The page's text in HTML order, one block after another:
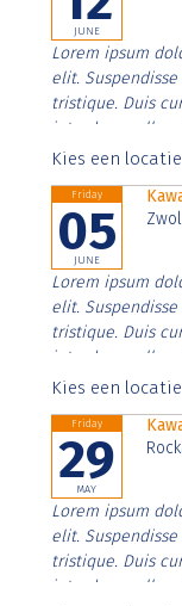
JUNE
Lorem ipsum
elit.
tristique. Duis
interdum nulla,
Aenean
Kies een
Friday
05
JUNE
Lorem ipsum
elit.
tristique. Duis
interdum nulla,
Aenean
Kies een
Friday
29
MAY
Lorem ipsum
elit.
tristique. Duis
interdum nulla,